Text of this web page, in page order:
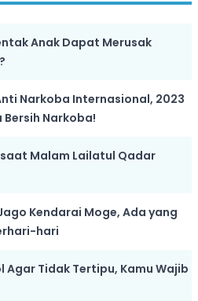
Anak Dapat Merusak
Narkoba Internasional, 2023
Bersih Narkoba!
Malam Lailatul Qadar
Kendarai Moge, Ada yang
hari
Agar Tidak Tertipu, Kamu Wajib